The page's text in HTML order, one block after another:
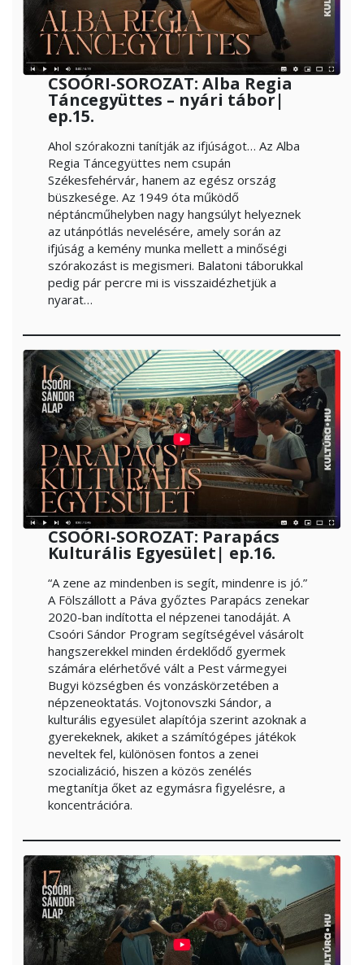
CSOÓRI-SOROZAT: Alba Regia
Táncegyüttes – nyári tábor|
ep.15.
Ahol szórakozni tanítják az ifjúságot… Az Alba
Regia Táncegyüttes nem csupán
Székesfehérvár, hanem az egész ország
büszkesége. Az 1949 óta működő
néptáncműhelyben nagy hangsúlyt helyeznek
az utánpótlás nevelésére, amely során az
ifjúság a kemény munka mellett a minőségi
szórakozást is megismeri. Balatoni táborukkal
pedig pár percre mi is visszaidézhetjük a
nyarat…
CSOÓRI-SOROZAT: Parapács
Kulturális Egyesület| ep.16.
“A zene az mindenben is segít, mindenre is jó.”
A Fölszállott a Páva győztes Parapács zenekar
2020-ban indította el népzenei tanodáját. A
Csoóri Sándor Program segítségével vásárolt
hangszerekkel minden érdeklődő gyermek
számára elérhetővé vált a Pest vármegyei
Bugyi községben és vonzáskörzetében a
népzeneoktatás. Vojtonovszki Sándor, a
kulturális egyesület alapítója szerint azoknak a
gyerekeknek, akiket a számítógépes játékok
neveltek fel, különösen fontos a zenei
szocializáció, hiszen a közös zenélés
megtanítja őket az egymásra figyelésre, a
koncentrációra.